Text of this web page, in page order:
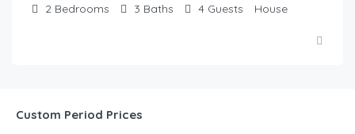
2 Bedrooms 3 Baths 4 Guests House
Custom Period Prices